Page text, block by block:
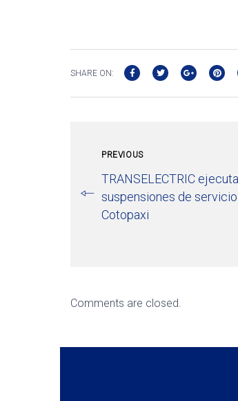
SHARE ON:
PREVIOUS
TRANSELECTRIC
suspensiones de
Cotopaxi
Comments are closed.